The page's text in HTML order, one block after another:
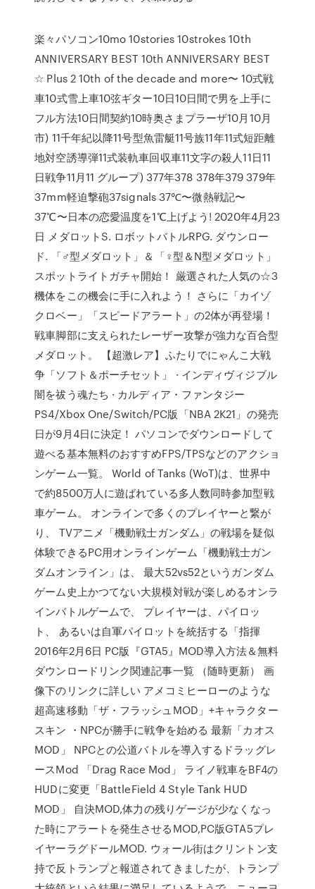
楽々パソコン10mo 10stories 10strokes 10th
ANNIVERSARY BEST 10th ANNIVERSARY BEST
☆ Plus 2 10th of the decade and more〜 10式戦
車10式雪上車10弦ギター10日10日間で男を上手に
フル方法10日間契約10時奥さまプラーザ10月10月
市) 11千年紀以降11号型魚雷艇11号族11年11式短距離
地対空誘導弾11式装軌車回収車11文字の殺人11日11
日戦争11月11 グループ) 377年378 378年379 379年
37mm軽迫撃砲37signals 37℃〜微熱戦記〜
37℃〜日本の恋愛温度を1℃上げよう! 2020年4月23
日 メダロットS. ロボットバトルRPG. ダウンロー
ド. 「♂型メダロット」＆「♀型＆N型メダロット」
スポットライトガチャ開始！ 厳選された人気の☆3
機体をこの機会に手に入れよう！ さらに「カイゾ
クロベー」「スピードアラート」の2体が再登場！
戦車脚部に支えられたレーザー攻撃が強力な百合型
メダロット。 【超激レア】ふたりでにゃんこ大戦
争「ソフト＆ポーチセット」 · インディヴィジブル
闇を祓う魂たち · カルディア・ファンタジー
PS4/Xbox One/Switch/PC版「NBA 2K21」の発売
日が9月4日に決定！ パソコンでダウンロードして
遊べる基本無料のおすすめFPS/TPSなどのアクショ
ンゲーム一覧。 World of Tanks (WoT)は、世界中
で約8500万人に遊ばれている多人数同時参加型戦
車ゲーム。 オンラインで多くのプレイヤーと繋が
り、 TVアニメ「機動戦士ガンダム」の戦場を疑似
体験できるPC用オンラインゲーム「機動戦士ガン
ダムオンライン」は、 最大52vs52というガンダム
ゲーム史上かつてない大規模対戦が楽しめるオンラ
インバトルゲームで、 プレイヤーは、パイロッ
ト、 あるいは自軍パイロットを統括する「指揮
2016年2月6日 PC版『GTA5』MOD導入方法＆無料
ダウンロードリンク関連記事一覧 （随時更新） 画
像下のリンクに詳しい アメコミヒーローのような
超高速移動「ザ・フラッシュMOD」+キャラクター
スキン ・NPCが勝手に戦争を始める 最新「カオス
MOD」 NPCとの公道バトルを導入するドラッグレ
ースMod 「Drag Race Mod」 ライノ戦車をBF4の
HUDに変更「BattleField 4 Style Tank HUD
MOD」 自決MOD,体力の残りゲージが少なくなっ
た時にアラートを発生させるMOD,PC版GTA5プレ
イヤーラグドールMOD. ウォール街はクリントン支
持で反トランプと報道されてきましたが、トランプ